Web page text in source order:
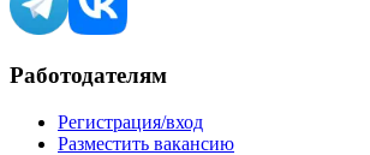
Работодателям
Регистрация/вход
Разместить вакансию